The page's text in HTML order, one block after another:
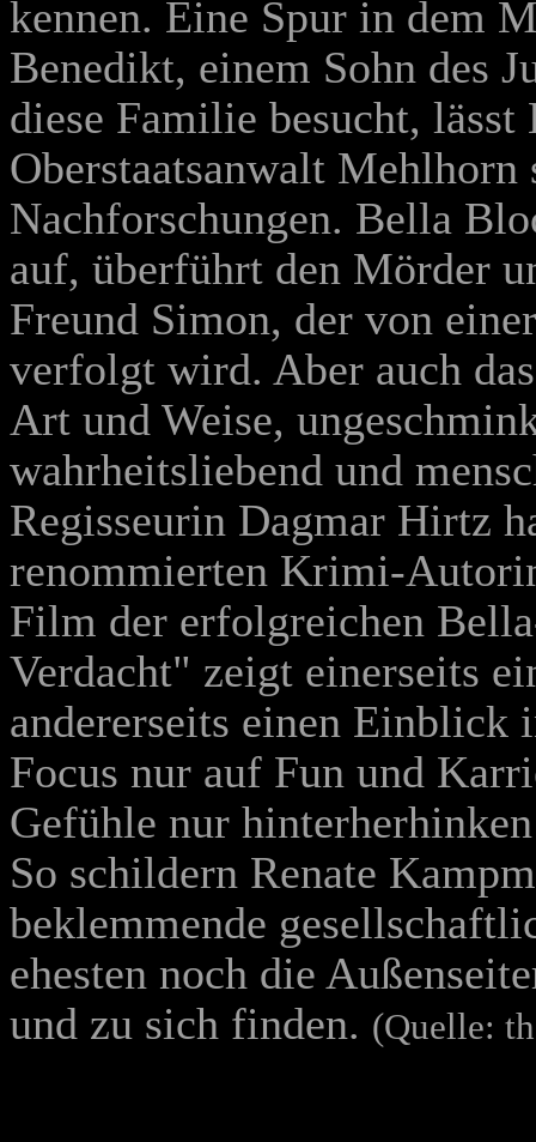
kennen. Eine Spur in dem
Benedikt, einem Sohn des
diese Familie besucht,
Oberstaatsanwalt
Nachforschungen. Bella
auf, überführt den Mörder
Freund Simon, der von
verfolgt wird. Aber auch
Art und Weise,
wahrheitsliebend und
Regisseurin Dagmar Hirtz
renommierten Krimi-
Film der erfolgreichen
Verdacht" zeigt einerseits
andererseits einen Einblick
Focus nur auf Fun und
Gefühle nur
So schildern Renate
beklemmende
ehesten noch die
und zu sich finden. (Quelle: